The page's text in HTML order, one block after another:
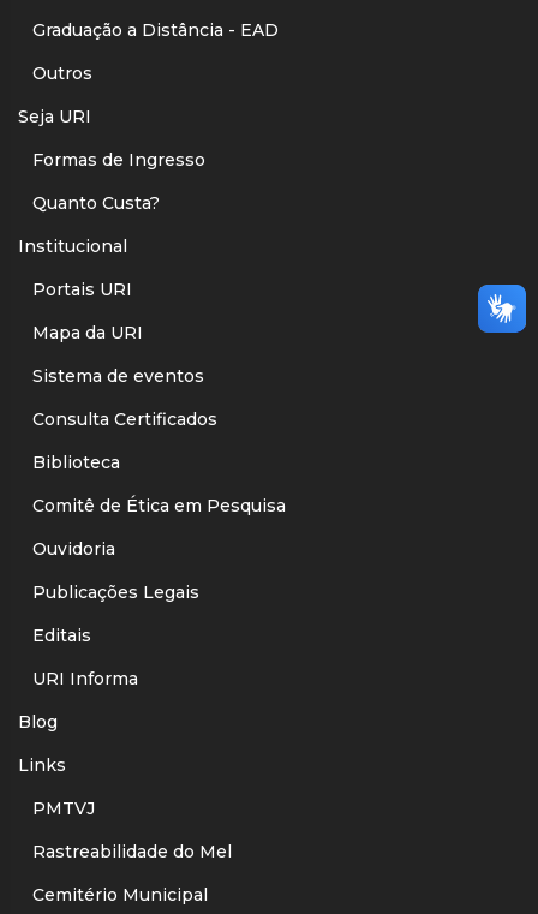
Graduação a Distância - EAD
Outros
Seja URI
Formas de Ingresso
Quanto Custa?
Institucional
Portais URI
Mapa da URI
Sistema de eventos
Consulta Certificados
Biblioteca
Comitê de Ética em Pesquisa
Ouvidoria
Publicações Legais
Editais
URI Informa
Blog
Links
PMTVJ
Rastreabilidade do Mel
Cemitério Municipal